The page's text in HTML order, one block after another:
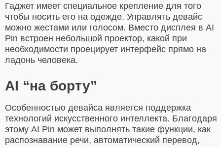
Гаджет имеет специальное крепление для того
чтобы носить его на одежде. Управлять девайс
можно жестами или голосом. Вместо дисплея в AI
Pin встроен небольшой проектор, какой при
необходимости проецирует интерфейс прямо на
ладонь человека.
AI “на борту”
Особенностью девайса является поддержка
технологий искусственного интеллекта. Благодаря
этому AI Pin может выполнять такие функции, как
распознавание речи, автоматический перевод,